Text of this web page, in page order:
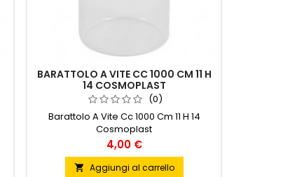
BARATTOLO A VITE CC 1000 CM 11 H
14 COSMOPLAST
(0)
Barattolo A Vite Cc 1000 Cm 11 H 14
Cosmoplast
Prezzo
4,00 €
 Aggiungi al carrello